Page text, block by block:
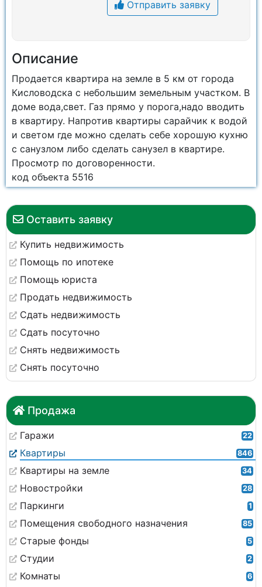
Оставить заявку
Купить недвижимость
Помощь по ипотеке
Помощь юриста
Продать недвижимость
Сдать недвижимость
Сдать посуточно
Снять недвижимость
Снять посуточно
Продажа
Гаражи 22
Квартиры 846
Квартиры на земле 34
Новостройки 28
Паркинги 1
Помещения свободного назначения 85
Старые фонды 5
Студии 2
Комнаты 6
Отправить заявку
Описание
Продается квартира на земле в 5 км от города
Кисловодска с небольшим земельным участком. В
доме вода,свет. Газ прямо у порога,надо вводить
в квартиру. Напротив квартиры сарайчик к водой
и светом где можно сделать себе хорошую кухню
с санузлом либо сделать санузел в квартире.
Просмотр по договоренности.
код объекта 5516